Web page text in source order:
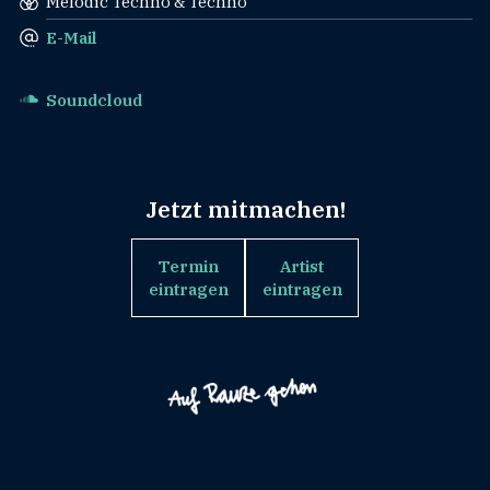
E-Mail
Soundcloud
Jetzt mitmachen!
Termin
eintragen
Artist
eintragen